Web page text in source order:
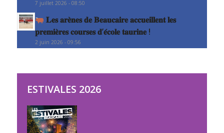
7 juillet 2026 - 08:50
𝐋𝐞𝐬 𝐚𝐫𝐞̀𝐧𝐞𝐬 𝐝𝐞 𝐁𝐞𝐚𝐮𝐜𝐚𝐢𝐫𝐞 𝐚𝐜𝐜𝐮𝐞𝐢𝐥𝐥𝐞𝐧𝐭 𝐥𝐞𝐬
𝐩𝐫𝐞𝐦𝐢𝐞̀𝐫𝐞𝐬 𝐜𝐨𝐮𝐫𝐬𝐞𝐬 𝐝’𝐞́𝐜𝐨𝐥𝐞 𝐭𝐚𝐮𝐫𝐢𝐧𝐞 !
2 juin 2026 - 09:56
ESTIVALES 2026